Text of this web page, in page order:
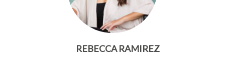
REBECCA RAMIREZ